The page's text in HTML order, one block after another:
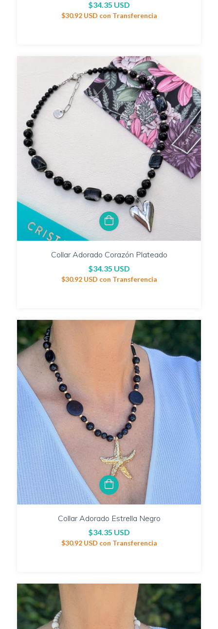
$34.35 USD
$30.92 USD con Transferencia
Collar Adorado Corazón Plateado
$34.35 USD
$30.92 USD con Transferencia
Collar Adorado Estrella Negro
$34.35 USD
$30.92 USD con Transferencia